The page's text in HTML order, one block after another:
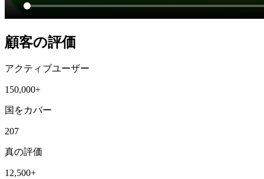
顧客の評価
アクティブユーザー
150,000+
国をカバー
207
真の評価
12,500+